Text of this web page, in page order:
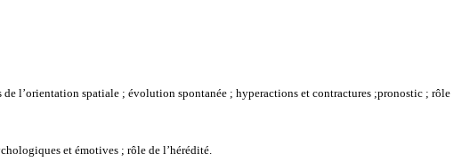
l’orientation spatiale ; évolution spontanée ; hyperactions et contractures ;pronostic ; rôle
et émotives ; rôle de l’hérédité.